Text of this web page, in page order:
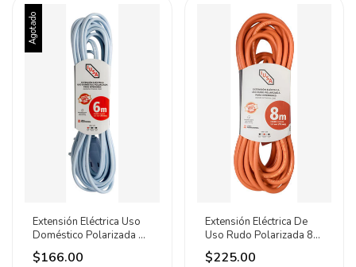
Agotado
Extensión Eléctrica Uso
Doméstico Polarizada 6
Metros Iusa
$166.00
Extensión Eléctrica De
Uso Rudo Polarizada 8
Metros Iusa
$225.00